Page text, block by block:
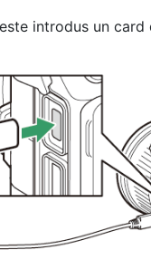
introdus un